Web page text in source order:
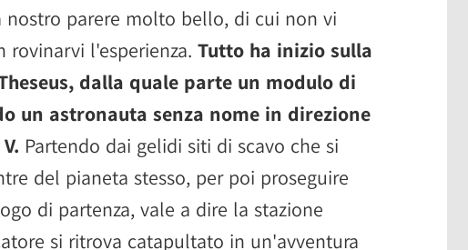
nostro parere molto bello, di cui non vi
l'esperienza. Tutto ha inizio sulla
dalla quale parte un modulo di
un astronauta senza nome in direzione
Partendo dai gelidi siti di scavo che si
del pianeta stesso, per poi proseguire
di partenza, vale a dire la stazione
si ritrova catapultato in un'avventura